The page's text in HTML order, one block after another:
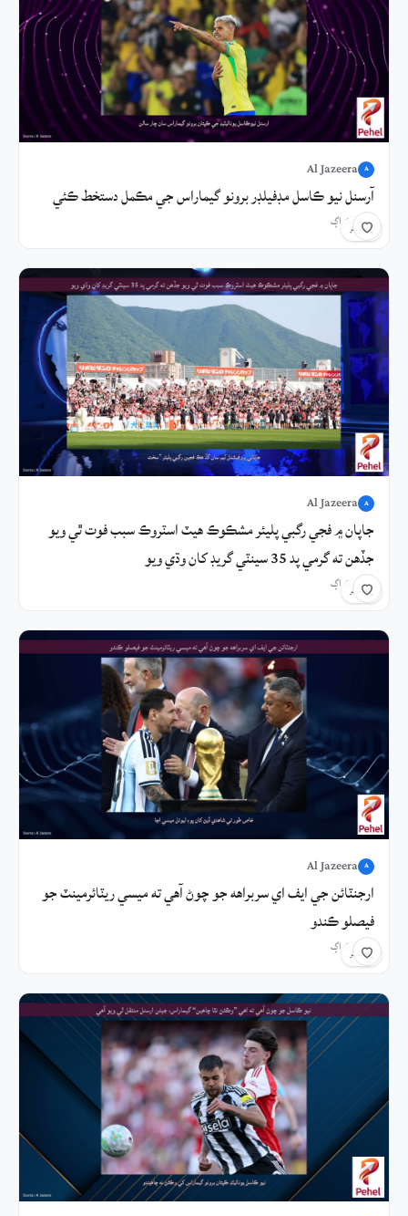
A
Al Jazeera
آرسنل نيو ڪاسل مڊفيلڊر برونو گيماراس جي مڪمل دستخط ڪئي
6 ڪلاڪ اڳ شيئر
A
Al Jazeera
جاپان ۾ فجي رگبي پليئر مشڪوڪ هيٽ اسٽروڪ سبب فوت ٿي ويو
جڏهن ته گرمي پد 35 سينٽي گريڊ کان وڌي ويو
7 ڪلاڪ اڳ شيئر
A
Al Jazeera
ارجنٽائن جي ايف اي سربراهه جو چوڻ آهي ته ميسي ريٽائرمينٽ جو
فيصلو ڪندو
8 ڪلاڪ اڳ شيئر